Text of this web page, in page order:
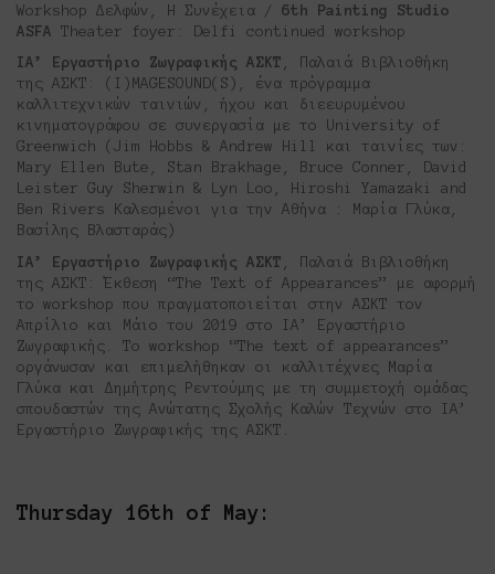
Workshop Δελφών, Η Συνέχεια / 6th Painting Studio
ASFA Theater foyer: Delfi continued workshop
ΙΑ’ Εργαστήριο Ζωγραφικής ΑΣΚΤ , Παλαιά Βιβλιοθήκη
της ΑΣΚΤ: (I)MAGESOUND(S), ένα πρόγραμμα
καλλιτεχνικών ταινιών, ήχου και διεευρυμένου
κινηματογράφου σε συνεργασία με το University of
Greenwich (Jim Hobbs & Andrew Hill και ταινίες των:
Mary Ellen Bute, Stan Brakhage, Bruce Conner, David
Leister Guy Sherwin & Lyn Loo, Hiroshi Yamazaki and
Ben Rivers Καλεσμένοι για την Αθήνα : Μαρία Γλύκα,
Βασίλης Βλασταράς)
ΙΑ’ Εργαστήριο Ζωγραφικής ΑΣΚΤ , Παλαιά Βιβλιοθήκη
της ΑΣΚΤ: Έκθεση “The Text of Appearances” με αφορμή
το workshop που πραγματοποιείται στην ΑΣΚΤ τον
Απρίλιο και Μάιο του 2019 στο ΙΑ’ Εργαστήριο
Ζωγραφικής. Το workshop “The text of appearances”
οργάνωσαν και επιμελήθηκαν οι καλλιτέχνες Μαρία
Γλύκα και Δημήτρης Ρεντούμης με τη συμμετοχή ομάδας
σπουδαστών της Ανώτατης Σχολής Καλών Τεχνών στο ΙΑ’
Εργαστήριο Ζωγραφικής της ΑΣΚΤ.
Thursday 16th of May: